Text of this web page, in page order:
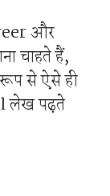
और
चाहते हैं,
से ऐसे ही
लेख पढ़ते